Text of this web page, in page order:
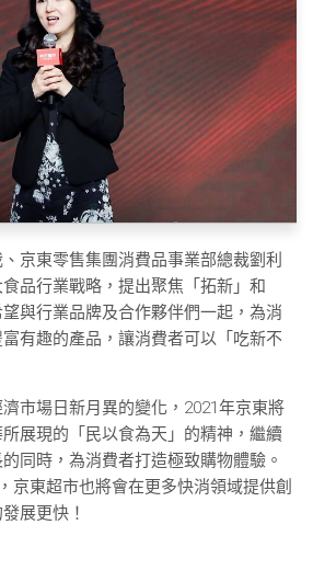
京東零售集團消費品事業部總裁劉利
品行業戰略，提出聚焦「拓新」和
望與行業品牌及合作夥伴們一起，為消
有趣的產品，讓消費者可以「吃新不
市場日新月異的變化，2021年京東將
展現的「民以食為天」的精神，繼續
同時，為消費者打造極致購物體驗。
京東超市也將會在更多快消領域提供創
展更快！